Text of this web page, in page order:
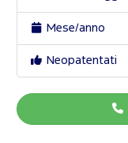
Mese/anno
Neopatentati